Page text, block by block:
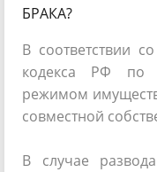
БРАКА?
В соответствии
кодекса РФ по
режимом
совместной
В случае